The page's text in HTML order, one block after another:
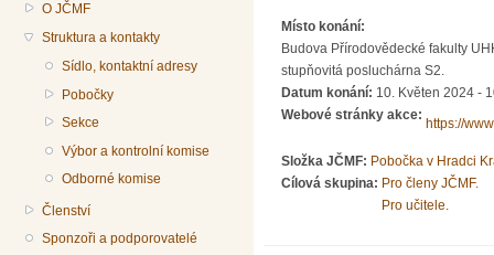
O JČMF
Struktura a kontakty
Sídlo, kontaktní adresy
Pobočky
Sekce
Výbor a kontrolní komise
Odborné komise
Členství
Sponzoři a podporovatelé
Místo konání:
Budova Přírodovědecké fakulty
stupňovitá posluchárna S2.
Datum konání: 10. Květen 2024 -
Webové stránky akce:
https://
Složka JČMF: Pobočka v Hradci
Cílová skupina: Pro členy JČMF.
Pro učitele.